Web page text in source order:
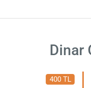
Dinar
400 TL